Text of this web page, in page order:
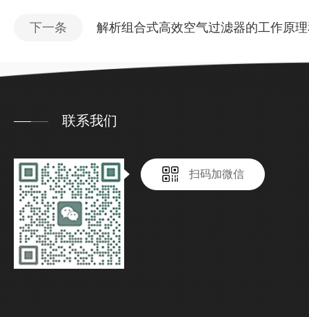
下一条 解析组合式高效空气过滤器的工作原
联系我们
扫码加微信